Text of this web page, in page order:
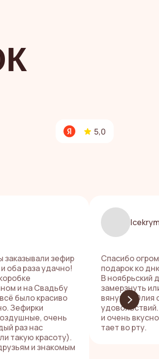
зефир
оба раза удачно!
и на Свадьбу
было красиво
Зефирки
очень
раз нас
такую красоту).
и знакомым
Спасибо
подарок ко
В ноябрьский
замерзнуть
вянут. А Юлия
и очень
тает во рту.